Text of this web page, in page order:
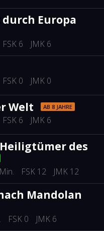
durch Europa
FSK 6 JMK 6
FSK 0 JMK 0
Welt AB 8 JAHRE
FSK 6 JMK 6
des
FSK 12 JMK 12
Mandolan
FSK 0 JMK 6